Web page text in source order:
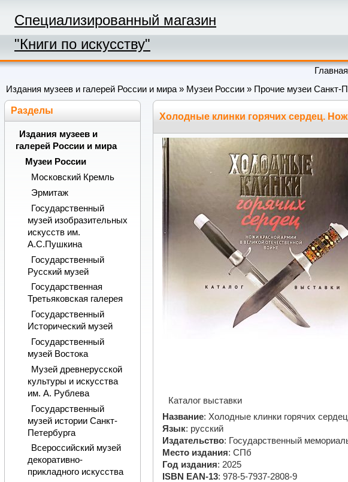
Специализированный магазин
"Книги по искусству"
Главная
Издания музеев и галерей России и мира» Музеи России » Прочие музеи Санкт-
Холодные клинки горячих сердец.
Каталог выставки
Название: Холодные клинки горячих
Язык: русский
Издательство: Государственный
Место издания: СПб
Год издания: 2025
ISBN EAN-13: 978-5-7937-2808-9
Разделы
Издания музеев и
галерей России и мира
Музеи России
Московский Кремль
Эрмитаж
Государственный
музей изобразительных
искусств им.
А.С.Пушкина
Государственный
Русский музей
Государственная
Третьяковская галерея
Государственный
Исторический музей
Государственный
музей Востока
Музей древнерусской
культуры и искусства
им. А. Рублева
Государственный
музей истории Санкт-
Петербурга
Всероссийский музей
декоративно-
прикладного искусства